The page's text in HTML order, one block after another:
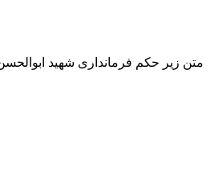
متن زیر حکم فرمانداری شهید